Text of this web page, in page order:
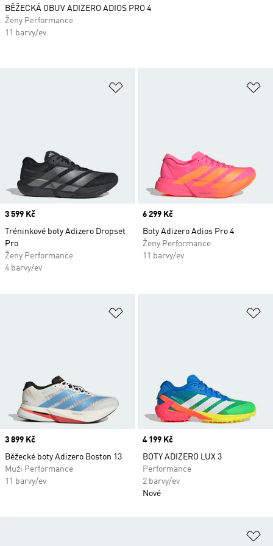
Price
3 599 Kč
Tréninkové boty Adizero Dropset
Pro
Ženy Performance
4 barvy/ev
Price
6 299 Kč
Boty Adizero Adios Pro 4
Ženy Performance
11 barvy/ev
Price
3 899 Kč
Běžecké boty Adizero Boston 13
Muži Performance
11 barvy/ev
Price
4 199 Kč
BOTY ADIZERO LUX 3
Performance
2 barvy/ev
Nové
BĚŽECKÁ OBUV ADIZERO ADIOS PRO 4
Ženy Performance
11 barvy/ev